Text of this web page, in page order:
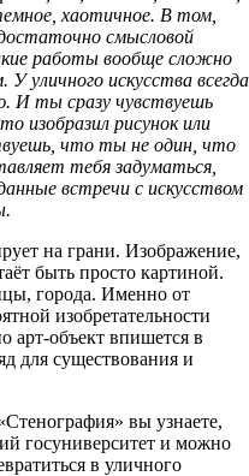
хаотичное. В том,
смысловой
работы вообще сложно
уличного искусства всегда
И ты сразу чувствуешь
изобразил рисунок или
что ты не один, что
тебя задуматься,
встречи с искусством
на грани. Изображение,
быть просто картиной.
города. Именно от
изобретательности
арт-объект впишется в
для существования и
вы узнаете,
госуниверситет и можно
в уличного